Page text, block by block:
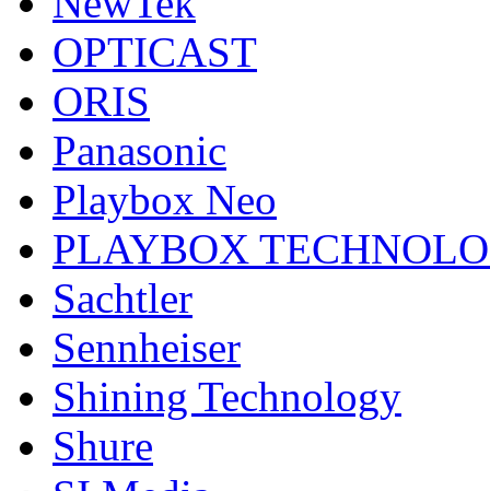
OPTICAST
ORIS
Panasonic
Playbox Neo
PLAYBOX
Sachtler
Sennheiser
Shining Technology
Shure